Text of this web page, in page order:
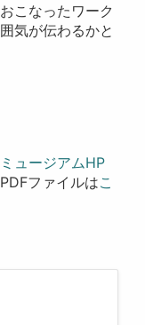
こなったワーク
気が伝わるかと
ュージアムHP
ファイルはこ